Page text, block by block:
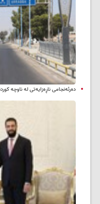
دەرئەنجامی ناڕەزایەتی لە ناوچە